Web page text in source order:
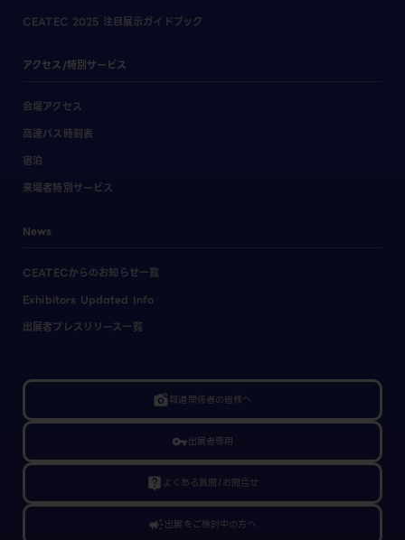
CEATEC 2025 注目展示ガイドブック
アクセス/特別サービス
会場アクセス
高速バス時刻表
宿泊
来場者特別サービス
News
CEATECからのお知らせ一覧
Exhibitors Updated Info
出展者プレスリリース一覧
linked_camera報道関係者の皆様へ
vpn_key出展者専用
live_help よくある質問/お問合せ
campaign出展をご検討中の方へ